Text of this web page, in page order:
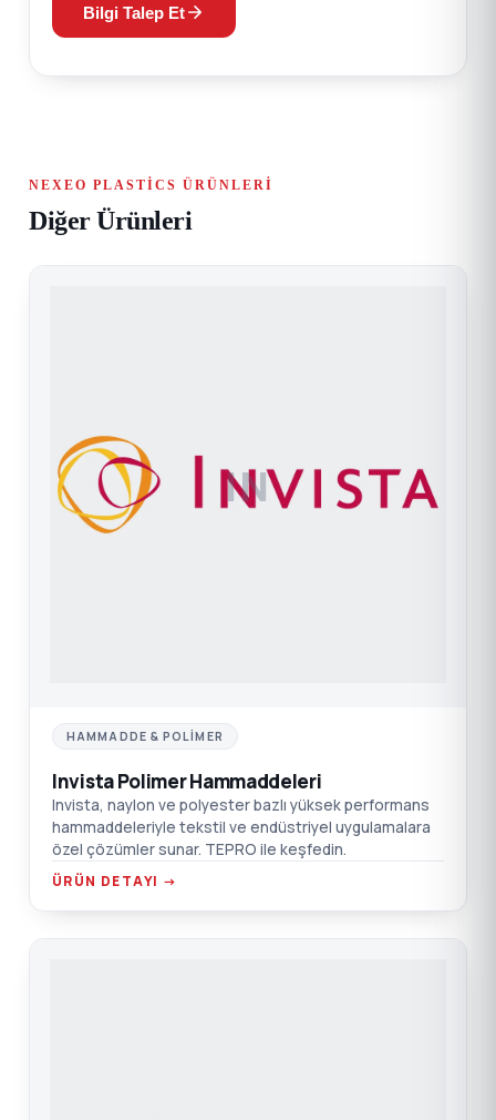
Bilgi Talep Et
NEXEO PLASTICS ÜRÜNLERI
Diğer Ürünleri
IN
HAMMADDE & POLIMER
Invista Polimer Hammaddeleri
Invista, naylon ve polyester bazlı yüksek performans
hammaddeleriyle tekstil ve endüstriyel uygulamalara
özel çözümler sunar. TEPRO ile keşfedin.
ÜRÜN DETAYI →